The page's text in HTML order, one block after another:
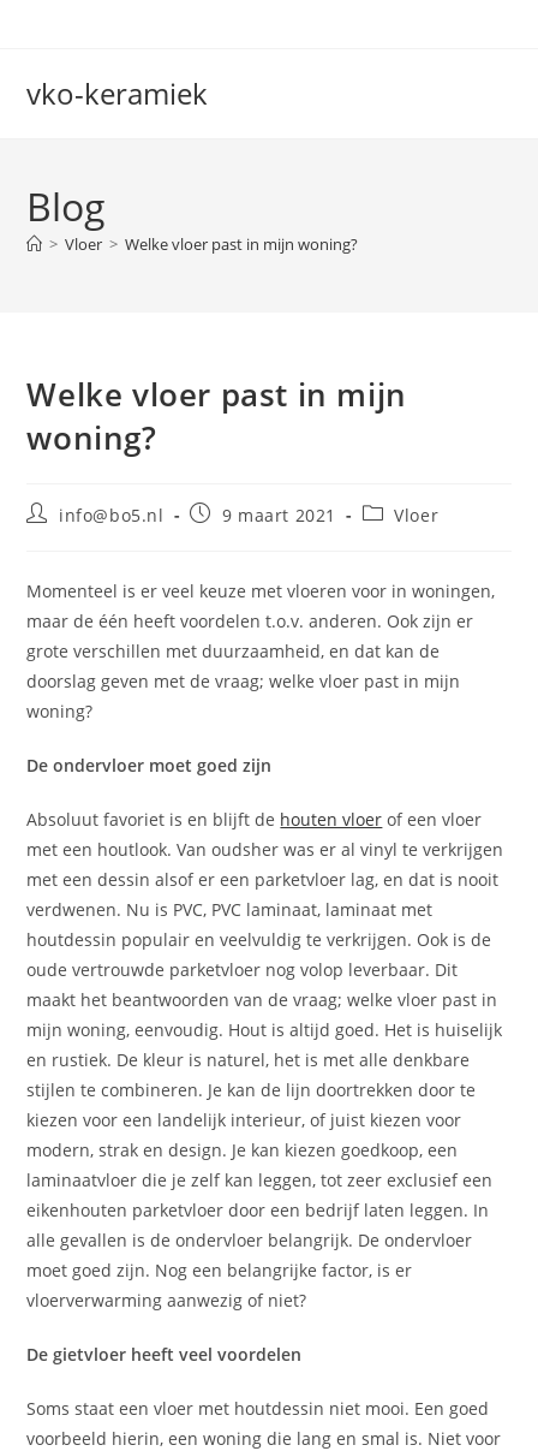
vko-keramiek
Blog
> Vloer > Welke vloer past in mijn woning?
Welke vloer past in mijn
woning?
Berichtinfo@bo5.nl
Bericht9 maart 2021 Berichtcategorie:
Vloer
Momenteel is er veel keuze met vloeren voor in woningen,
maar de één heeft voordelen t.o.v. anderen. Ook zijn er
grote verschillen met duurzaamheid, en dat kan de
doorslag geven met de vraag; welke vloer past in mijn
woning?
De ondervloer moet goed zijn
Absoluut favoriet is en blijft de houten vloer of een vloer
met een houtlook. Van oudsher was er al vinyl te verkrijgen
met een dessin alsof er een parketvloer lag, en dat is nooit
verdwenen. Nu is PVC, PVC laminaat, laminaat met
houtdessin populair en veelvuldig te verkrijgen. Ook is de
oude vertrouwde parketvloer nog volop leverbaar. Dit
maakt het beantwoorden van de vraag; welke vloer past in
mijn woning, eenvoudig. Hout is altijd goed. Het is huiselijk
en rustiek. De kleur is naturel, het is met alle denkbare
stijlen te combineren. Je kan de lijn doortrekken door te
kiezen voor een landelijk interieur, of juist kiezen voor
modern, strak en design. Je kan kiezen goedkoop, een
laminaatvloer die je zelf kan leggen, tot zeer exclusief een
eikenhouten parketvloer door een bedrijf laten leggen. In
alle gevallen is de ondervloer belangrijk. De ondervloer
moet goed zijn. Nog een belangrijke factor, is er
vloerverwarming aanwezig of niet?
De gietvloer heeft veel voordelen
Soms staat een vloer met houtdessin niet mooi. Een goed
voorbeeld hierin, een woning die lang en smal is. Niet voor